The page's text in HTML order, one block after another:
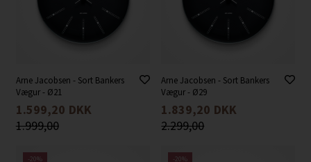
Arne Jacobsen - Sort Bankers
Vægur - Ø21
1.599,20 DKK
1.999,00
Arne Jacobsen - Sort Bankers
Vægur - Ø29
1.839,20 DKK
2.299,00
-20% -20%